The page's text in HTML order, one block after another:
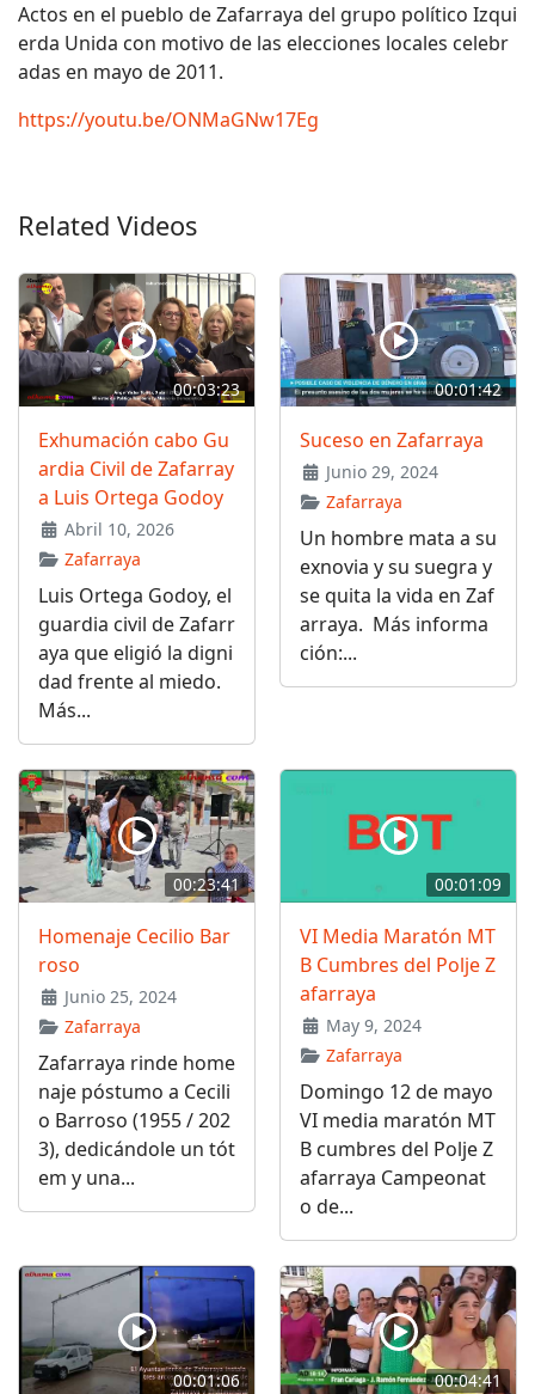
Actos en el pueblo de Zafarraya del grupo político Izqui
erda Unida con motivo de las elecciones locales celebr
adas en mayo de 2011.
https://youtu.be/ONMaGNw17Eg
Related Videos
00:03:23
Exhumación cabo Gu
ardia Civil de Zafarray
a Luis Ortega Godoy
Abril 10, 2026
Zafarraya
Luis Ortega Godoy, el
guardia civil de Zafarr
aya que eligió la digni
dad frente al miedo.
Más...
00:01:42
Suceso en Zafarraya
Junio 29, 2024
Zafarraya
Un hombre mata a su
exnovia y su suegra y
se quita la vida en Zaf
arraya. Más informa
ción:...
00:23:41
Homenaje Cecilio Bar
roso
Junio 25, 2024
Zafarraya
Zafarraya rinde home
naje póstumo a Cecili
o Barroso (1955 / 202
3), dedicándole un tót
em y una...
00:01:09
VI Media Maratón MT
B Cumbres del Polje Z
afarraya
May 9, 2024
Zafarraya
Domingo 12 de mayo
VI media maratón MT
B cumbres del Polje Z
afarraya Campeonat
o de...
00:01:06 00:04:41